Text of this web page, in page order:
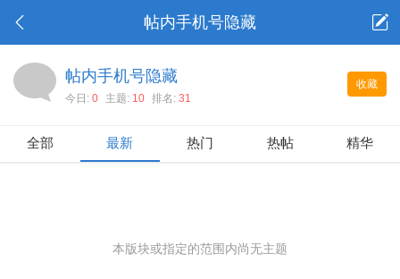
帖内手机号隐藏
收藏
帖内手机号隐藏
今日: 0 主题: 10 排名: 31
全部 最新 热门 热帖 精华
本版块或指定的范围内尚无主题